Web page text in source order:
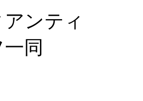
ンティ
同